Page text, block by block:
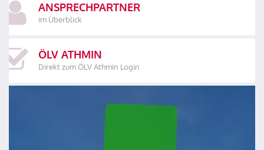
ANSPRECHPARTNER
im Überblick
ÖLV ATHMIN
Direkt zum ÖLV Athmin Login